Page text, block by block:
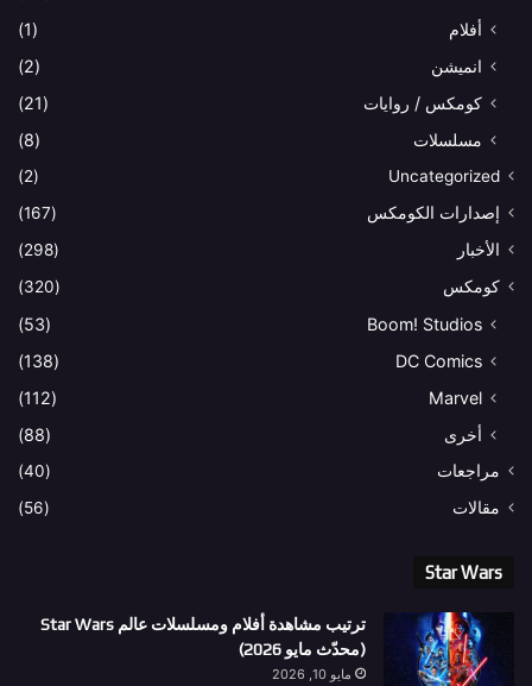
أفلام
(1)
انميشن
(2)
كومكس / روايات
(21)
مسلسلات
(8)
Uncategorized
(2)
إصدارات الكومكس
(167)
الأخبار
(298)
كومكس
(320)
Boom! Studios
(53)
DC Comics
(138)
Marvel
(112)
أخرى
(88)
مراجعات
(40)
مقالات
(56)
Star Wars
ترتيب مشاهدة أفلام ومسلسلات عالم Star Wars
(محدّث مايو 2026)
مايو 10, 2026